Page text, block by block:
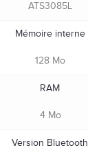
ATS3085L
Mémoire interne
128 Mo
RAM
4 Mo
Version Bluetooth